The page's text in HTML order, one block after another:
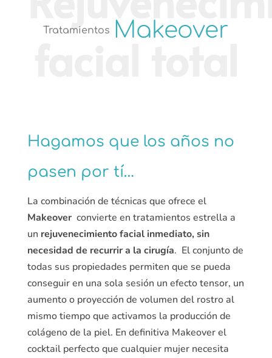
Tratamientos Makeover
Hagamos que los años no
pasen por tí…
La combinación de técnicas que ofrece el
Makeoverconvierte en tratamientos estrella a
un rejuvenecimiento facial inmediato, sin
necesidad de recurrir a la cirugía. El conjunto de
todas sus propiedades permiten que se pueda
conseguir en una sola sesión un efecto tensor, un
aumento o proyección de volumen del rostro al
mismo tiempo que activamos la producción de
colágeno de la piel. En definitiva Makeover el
cocktail perfecto que cualquier mujer necesita